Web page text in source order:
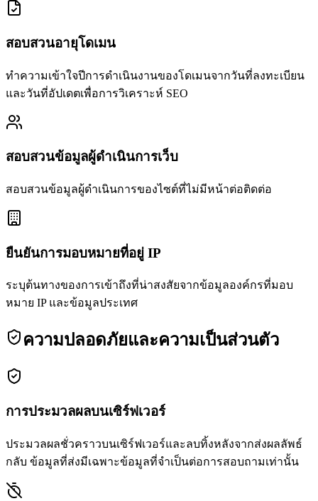
สอบสวนอายุโดเมน
ทำความเข้าใจปีการดำเนินงานของโดเมนจากวันที่ลงทะเบียน
และวันที่อัปเดตเพื่อการวิเคราะห์ SEO
สอบสวนข้อมูลผู้ดำเนินการเว็บ
สอบสวนข้อมูลผู้ดำเนินการของไซต์ที่ไม่มีหน้าต่อติดต่อ
ยืนยันการมอบหมายที่อยู่ IP
ระบุต้นทางของการเข้าถึงที่น่าสงสัยจากข้อมูลองค์กรที่มอบ
หมาย IP และข้อมูลประเทศ
ความปลอดภัยและความเป็นส่วนตัว
การประมวลผลบนเซิร์ฟเวอร์
ประมวลผลชั่วคราวบนเซิร์ฟเวอร์และลบทิ้งหลังจากส่งผลลัพธ์
กลับ ข้อมูลที่ส่งมีเฉพาะข้อมูลที่จำเป็นต่อการสอบถามเท่านั้น